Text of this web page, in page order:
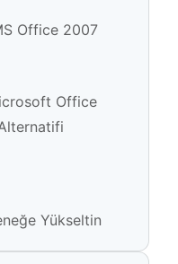
Office 2007
Office
Yükseltin